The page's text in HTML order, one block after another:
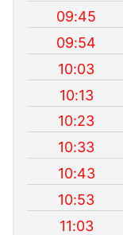
09:45
09:54
10:03
10:13
10:23
10:33
10:43
10:53
11:03